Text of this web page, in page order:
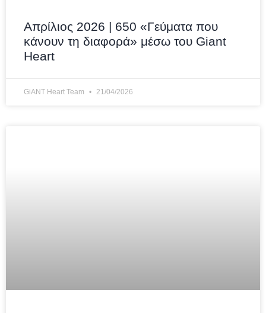
Απρίλιος 2026 | 650 «Γεύματα που
κάνουν τη διαφορά» μέσω του Giant
Heart
GiANT Heart Team 21/04/2026